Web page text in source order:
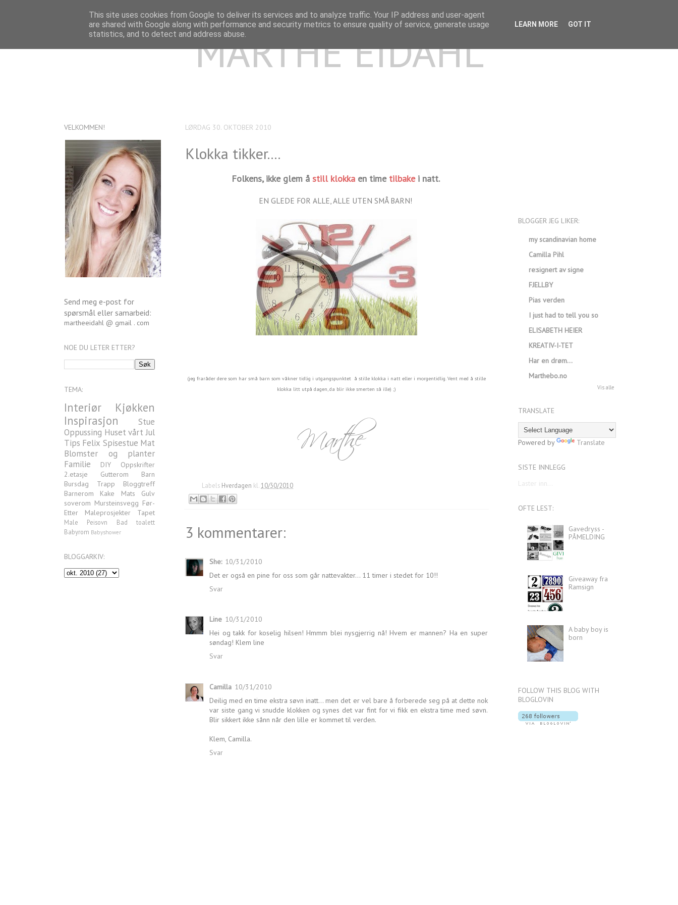
MARTHE EIDAHL
LØRDAG 30. OKTOBER 2010
Klokka tikker....
Folkens, ikke glem å still klokkaen time tilbakei natt.
EN GLEDE FOR ALLE, ALLE UTEN SMÅ BARN!
(jeg fraråder dere som har små barn som våkner tidlig i utgangspunktet å stille klokka i natt eller i morgentidlig. Vent med å stille
klokka litt utpå dagen, da blir ikke smerten så ille) ;)
Labels Hverdagen kl.10/30/2010
3 kommentarer:
She: 10/31/2010
Det er også en pine for oss som går nattevakter... 11 timer i stedet for 10!!
Svar
Line 10/31/2010
Hei og takk for koselig hilsen! Hmmm blei nysgjerrig nå! Hvem er mannen? Ha en super
søndag! Klem line
Svar
Camilla 10/31/2010
Deilig med en time ekstra søvn inatt... men det er vel bare å forberede seg på at dette nok
var siste gang vi snudde klokken og synes det var fint for vi fikk en ekstra time med søvn.
Blir sikkert ikke sånn når den lille er kommet til verden.
Klem, Camilla.
Svar
VELKOMMEN!
Send meg e-post for
spørsmål eller samarbeid:
martheeidahl @ gmail . com
NOE DU LETER ETTER?
TEMA:
Interiør
Kjøkken
Inspirasjon
Stue
Oppussing Huset vårt Jul
Tips Felix Spisestue Mat
Blomster og planter
Familie
DIY
Oppskrifter
2.etasje
Gutterom
Barn
Bursdag
Trapp
Bloggtreff
Barnerom
Kake Mats
Gulv
soverom Mursteinsvegg Før-
Etter
Maleprosjekter Tapet
Male Peisovn Bad
toalett
Babyrom Babyshower
BLOGGARKIV:
BLOGGER JEG LIKER:
my scandinavian home
Camilla Pihl
re:signert av signe
FJELLBY
Pias verden
I just had to tell you so
ELISABETH HEIER
KREATIV-I-TET
Har en drøm…
Marthebo.no
Vis alle
TRANSLATE
Powered by Translate
SISTE INNLEGG
Laster inn...
OFTE LEST:
Gavedryss -
PÅMELDING
Giveaway fra
Ramsign
A baby boy is
born
FOLLOW THIS BLOG WITH
BLOGLOVIN
This site uses cookies from Google to deliver its services and to analyze traffic. Your IP address and user-agent
are shared with Google along with performance and security metrics to ensure quality of service, generate usage
statistics, and to detect and address abuse.
LEARN MORE GOT IT